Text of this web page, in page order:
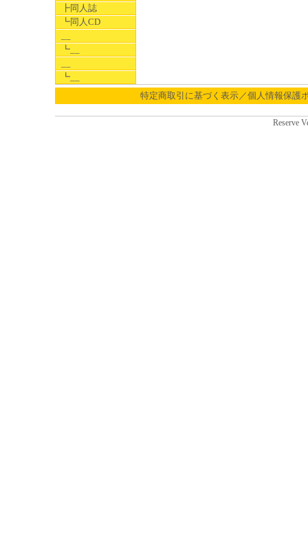
┣同人誌
┗同人CD
┗__
┗__
特定商取引に基づく表示／個人情報保護
Reserve